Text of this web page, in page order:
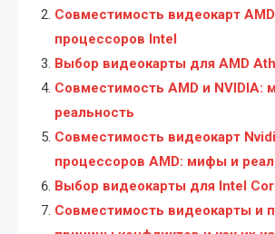
Совместимость видеокарт
процессоров Intel
Выбор видеокарты для AMD
Совместимость AMD и NVIDIA:
реальность
Совместимость видеокарт
процессоров AMD: мифы и
Выбор видеокарты для Intel
Совместимость видеокарты и